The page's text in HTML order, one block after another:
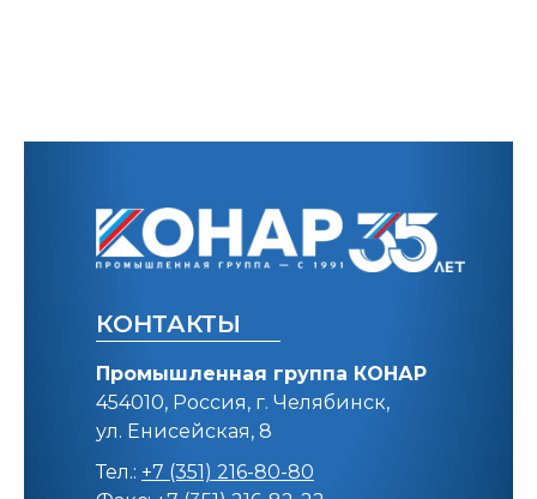
КОНТАКТЫ
Промышленная группа КОНАР
454010, Россия, г. Челябинск,
ул. Енисейская, 8
Тел.: +7 (351) 216-80-80